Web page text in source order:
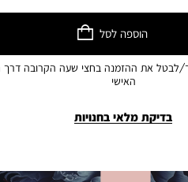
הוספה לסל
לבטל את ההזמנה בחצי שעה הקרובה דרך
האישי
בדיקת מלאי בחנויות